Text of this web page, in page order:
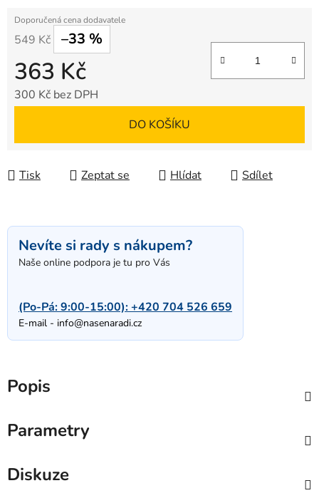
549 Kč –33 %
363 Kč
300 Kč bez DPH
DO KOŠÍKU
Tisk Zeptat se Hlídat Sdílet
Nevíte si rady s nákupem?
Naše online podpora je tu pro Vás
(Po-Pá: 9:00-15:00):+420 704 526 659
E-mail - info@nasenaradi.cz
Popis
Parametry
Diskuze